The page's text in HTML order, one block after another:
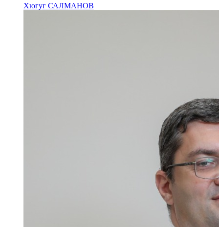
Хюгуг САЛМАНОВ